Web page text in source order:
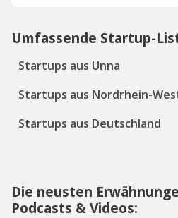
Umfassende Startup-
Startups aus Unna
Startups aus Nordrhein-
Startups aus Deutschland
Die neusten
Podcasts & Videos: